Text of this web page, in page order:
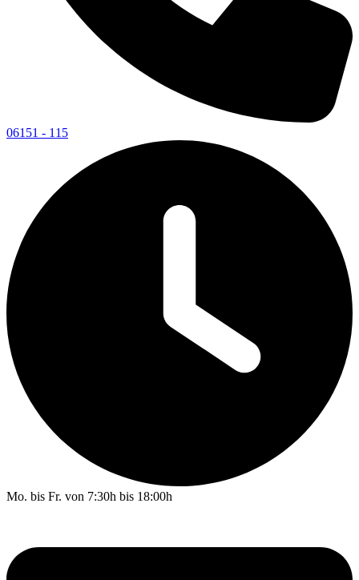
06151 - 115
Mo. bis Fr. von 7:30h bis 18:00h